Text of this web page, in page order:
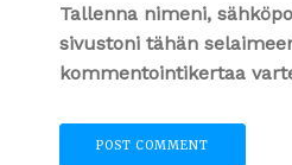
Tallenna nimeni,
sivustoni tähän
kommentointikertaa